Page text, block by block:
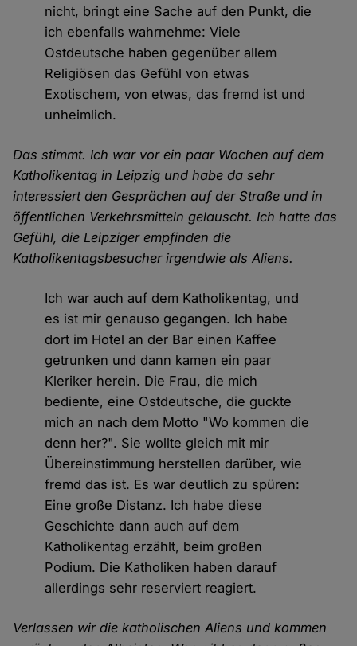
nicht, bringt eine Sache auf den Punkt, die
ich ebenfalls wahrnehme: Viele
Ostdeutsche haben gegenüber allem
Religiösen das Gefühl von etwas
Exotischem, von etwas, das fremd ist und
unheimlich.
Das stimmt. Ich war vor ein paar Wochen auf dem
Katholikentag in Leipzig und habe da sehr
interessiert den Gesprächen auf der Straße und in
öffentlichen Verkehrsmitteln gelauscht. Ich hatte das
Gefühl, die Leipziger empfinden die
Katholikentagsbesucher irgendwie als Aliens.
Ich war auch auf dem Katholikentag, und
es ist mir genauso gegangen. Ich habe
dort im Hotel an der Bar einen Kaffee
getrunken und dann kamen ein paar
Kleriker herein. Die Frau, die mich
bediente, eine Ostdeutsche, die guckte
mich an nach dem Motto "Wo kommen die
denn her?". Sie wollte gleich mit mir
Übereinstimmung herstellen darüber, wie
fremd das ist. Es war deutlich zu spüren:
Eine große Distanz. Ich habe diese
Geschichte dann auch auf dem
Katholikentag erzählt, beim großen
Podium. Die Katholiken haben darauf
allerdings sehr reserviert reagiert.
Verlassen wir die katholischen Aliens und kommen